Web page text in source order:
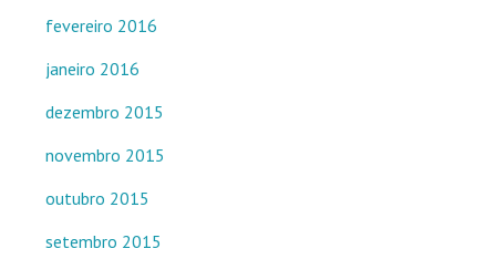
fevereiro 2016
janeiro 2016
dezembro 2015
novembro 2015
outubro 2015
setembro 2015